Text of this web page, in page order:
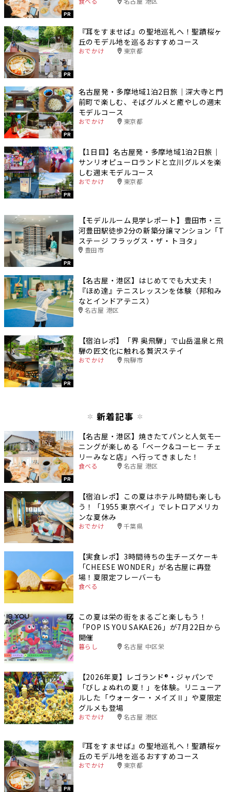
PR
PR
『耳をすませば』の聖地巡礼へ！聖蹟桜ヶ
丘のモデル地を巡るおすすめコース
おでかけ 東京都
PR
名古屋発・多摩地域1泊2日旅｜深大寺と門
前町で楽しむ、そばグルメと癒やしの週末
モデルコース
おでかけ 東京都
PR
【1日目】名古屋発・多摩地域1泊2日旅｜
サンリオピューロランドと立川グルメを楽
しむ週末モデルコース
おでかけ 東京都
PR
【モデルルーム見学レポート】豊田市・三
河豊田駅徒歩2分の新築分譲マンション「T
ステージ フラッグス・ザ・トヨタ」
豊田市
【名古屋・港区】はじめてでも大丈夫！
『ほめ達』テニスレッスンを体験（邦和み
なとインドアテニス）
名古屋 港区
PR
【宿泊レポ】「界 奥飛騨」で山岳温泉と飛
騨の匠文化に触れる贅沢ステイ
おでかけ 飛騨市
新着記事
PR
【名古屋・港区】焼きたてパンと人気モー
ニングが楽しめる「ベーク&コーヒー チェ
リーみなと店」へ行ってきました！
食べる 名古屋 港区
【宿泊レポ】この夏はホテル時間も楽しも
う！「1955 東京ベイ」でレトロアメリカ
ンな夏休み
おでかけ 千葉県
【実食レポ】3時間待ちの生チーズケーキ
「CHEESE WONDER」が名古屋に再登
場！夏限定フレーバーも
食べる
この夏は栄の街をまるごと楽しもう！
「POP IS YOU SAKAE26」が7月22日から
開催
暮らし 名古屋 中区栄
【2026年夏】レゴランド®・ジャパンで
「びしょぬれの夏！」を体験。リニューア
ルした「ウォーター・メイズⅡ」や夏限定
グルメも登場
おでかけ 名古屋 港区
PR
『耳をすませば』の聖地巡礼へ！聖蹟桜ヶ
丘のモデル地を巡るおすすめコース
おでかけ 東京都